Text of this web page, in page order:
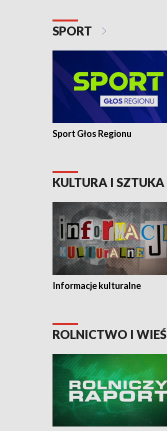
SPORT
Sport Głos Regionu
KULTURA I SZTUKA
Informacje kulturalne
ROLNICTWO I WIEŚ